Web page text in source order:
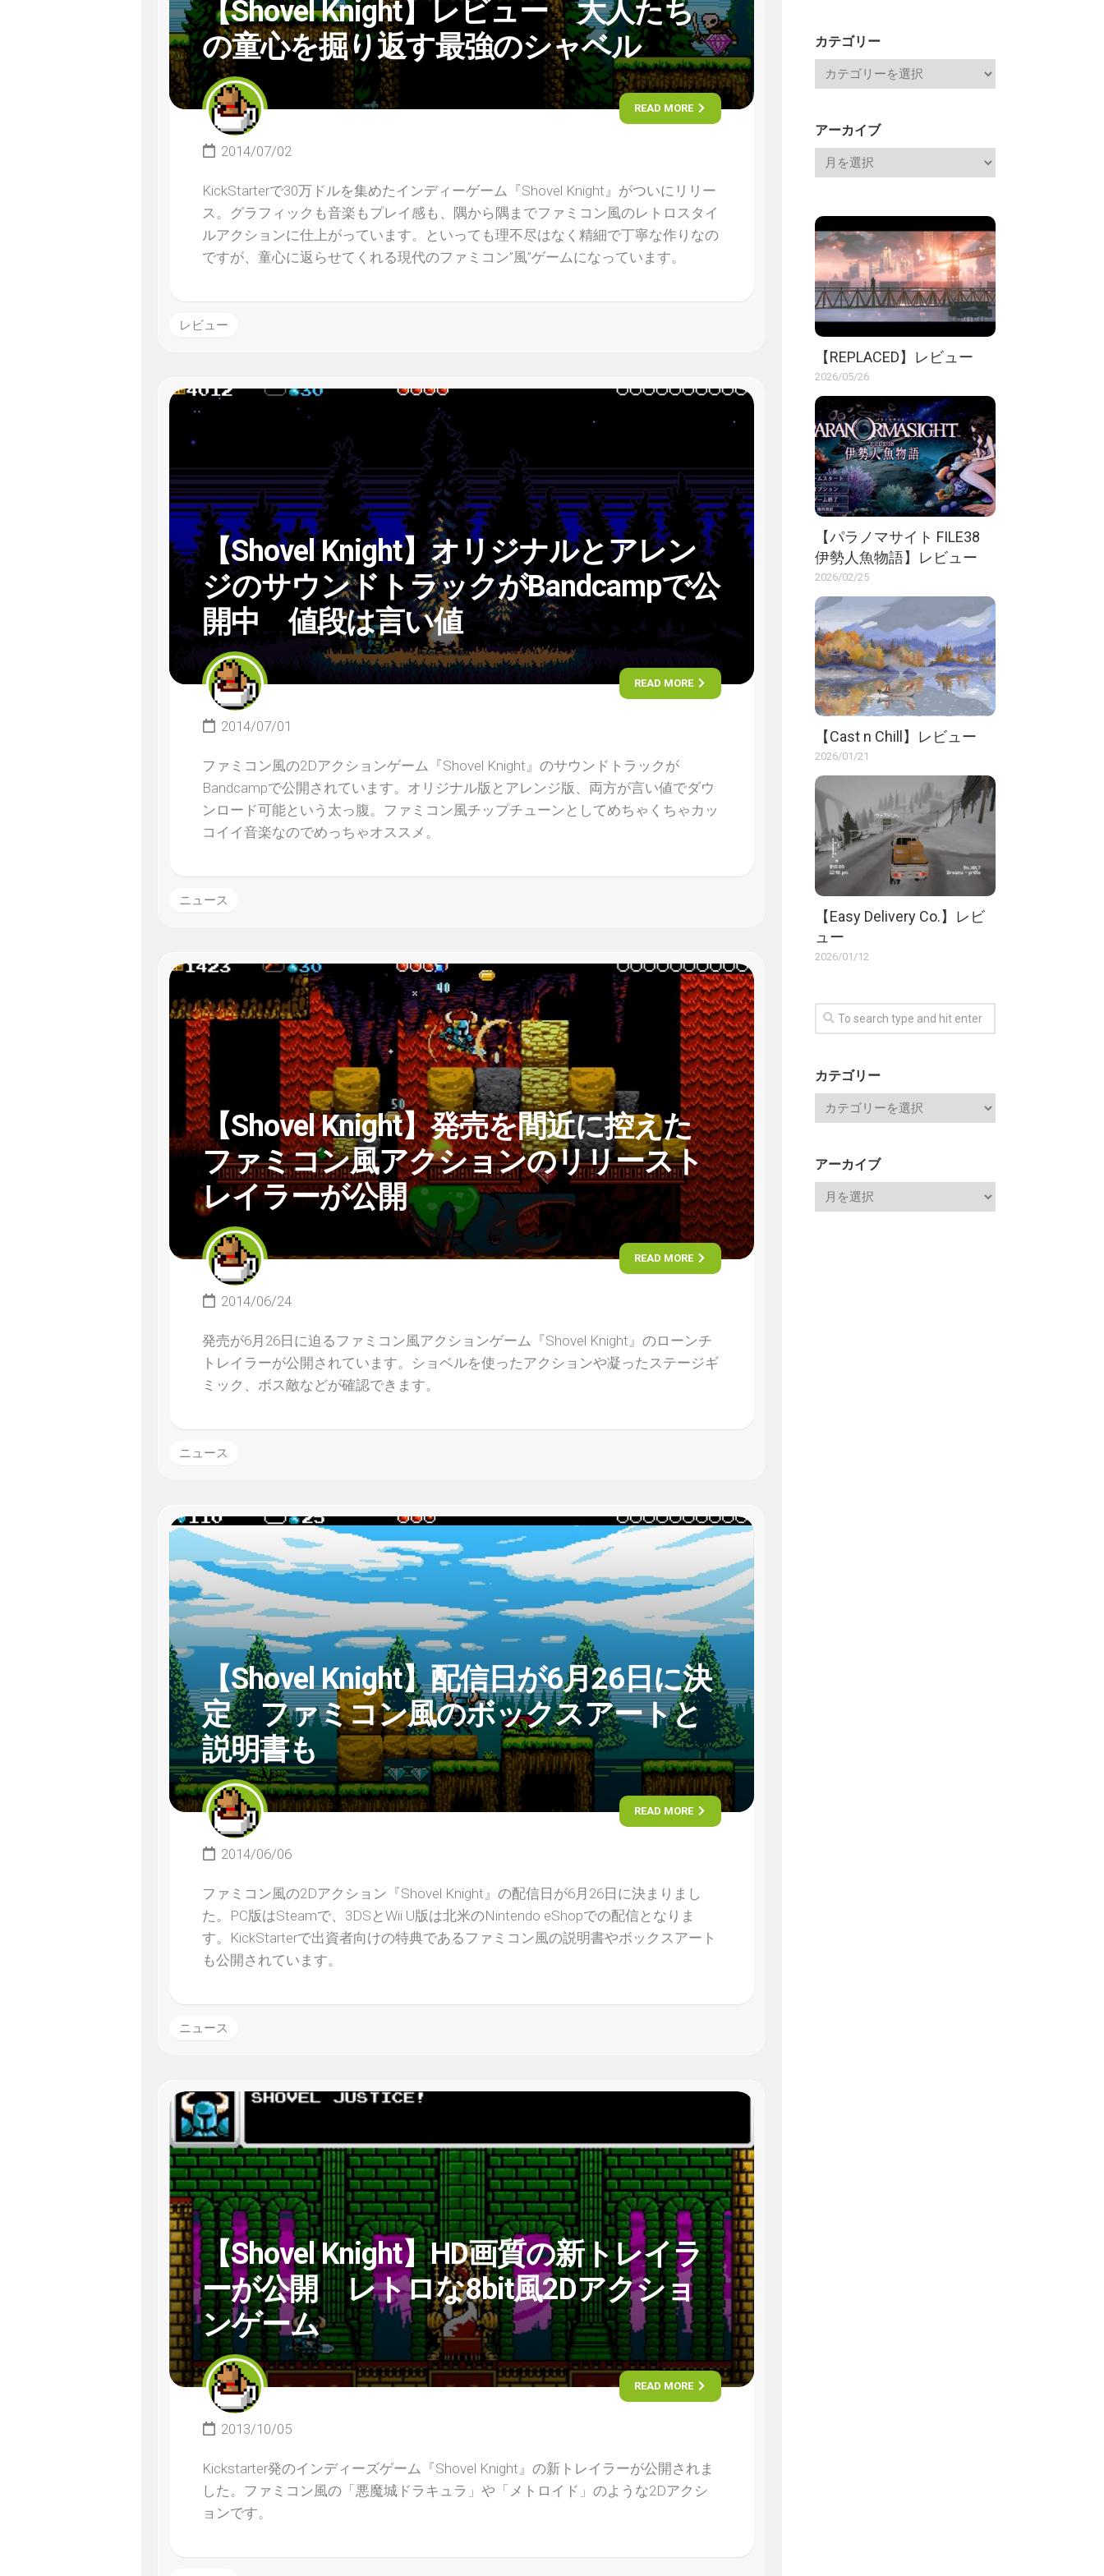
記
【Shovel Knight】レビュー 大人たち
の童心を掘り返す最強のシャベル
READ MORE
2014/07/02
KickStarterで30万ドルを集めたインディーゲーム『Shovel Knight』がついにリリー
ス。グラフィックも音楽もプレイ感も、隅から隅までファミコン風のレトロスタイ
ルアクションに仕上がっています。といっても理不尽はなく精細で丁寧な作りなの
ですが、童心に返らせてくれる現代のファミコン”風”ゲームになっています。
レビュー
【Shovel Knight】オリジナルとアレン
ジのサウンドトラックがBandcampで公
開中 値段は言い値
READ MORE
2014/07/01
ファミコン風の2Dアクションゲーム『Shovel Knight』のサウンドトラックが
Bandcampで公開されています。オリジナル版とアレンジ版、両方が言い値でダウ
ンロード可能という太っ腹。ファミコン風チップチューンとしてめちゃくちゃカッ
コイイ音楽なのでめっちゃオススメ。
ニュース
【Shovel Knight】発売を間近に控えた
ファミコン風アクションのリリースト
レイラーが公開
READ MORE
2014/06/24
発売が6月26日に迫るファミコン風アクションゲーム『Shovel Knight』のローンチ
トレイラーが公開されています。ショベルを使ったアクションや凝ったステージギ
ミック、ボス敵などが確認できます。
ニュース
【Shovel Knight】配信日が6月26日に決
定 ファミコン風のボックスアートと
説明書も
READ MORE
2014/06/06
ファミコン風の2Dアクション『Shovel Knight』の配信日が6月26日に決まりまし
た。PC版はSteamで、3DSとWii U版は北米のNintendo eShopでの配信となりま
す。KickStarterで出資者向けの特典であるファミコン風の説明書やボックスアート
も公開されています。
ニュース
【Shovel Knight】HD画質の新トレイラ
ーが公開 レトロな8bit風2Dアクショ
ンゲーム
READ MORE
2013/10/05
Kickstarter発のインディーズゲーム『Shovel Knight』の新トレイラーが公開されま
した。ファミコン風の「悪魔城ドラキュラ」や「メトロイド」のような2Dアクシ
ョンです。
カテゴリー
アーカイブ
【REPLACED】レビュー
2026/05/26
【パラノマサイト FILE38
伊勢人魚物語】レビュー
2026/02/25
【Cast n Chill】レビュー
2026/01/21
【Easy Delivery Co.】レビ
ュー
2026/01/12
カテゴリー
アーカイブ